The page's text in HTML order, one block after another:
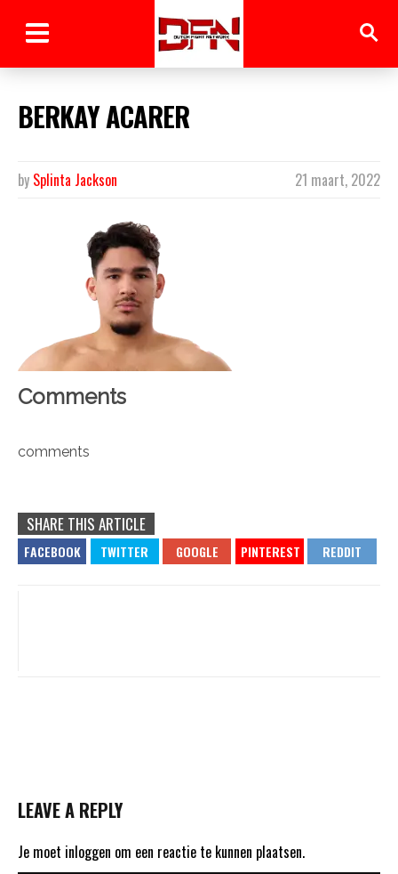
BERKAY ACARER
21 maart, 2022
by Splinta Jackson
Comments
comments
SHARE THIS ARTICLE
LEAVE A REPLY
Je moet inloggen om een reactie te kunnen plaatsen.